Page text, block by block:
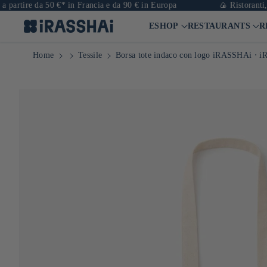
50 €* in Francia e da 90 € in Europa 🍙 Ristoranti, negozi
ESHOP RESTAURANTS
Home Tessile Borsa tote indaco con logo iRASSHAi ⋅